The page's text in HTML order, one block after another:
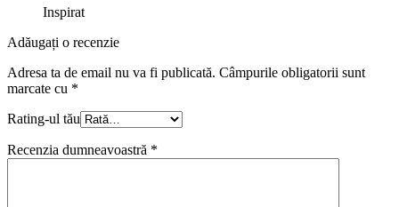
Inspirat
Adăugați o recenzie
Adresa ta de email nu va fi publicată. Câmpurile obligatorii sunt
marcate cu *
Rating-ul tău
Recenzia dumneavoastră *